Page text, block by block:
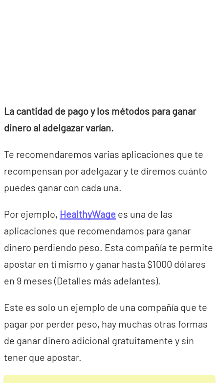
La cantidad de pago y los métodos para ganar
dinero al adelgazar varían.
Te recomendaremos varias aplicaciones que te
recompensan por adelgazar y te diremos cuánto
puedes ganar con cada una.
Por ejemplo, HealthyWage es una de las
aplicaciones que recomendamos para ganar
dinero perdiendo peso. Esta compañía te permite
apostar en tí mismo y ganar hasta $1000 dólares
en 9 meses (Detalles más adelantes).
Este es solo un ejemplo de una compañía que te
pagar por perder peso, hay muchas otras formas
de ganar dinero adicional gratuitamente y sin
tener que apostar.